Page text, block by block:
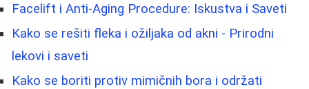
Facelift i Anti-Aging Procedure: Iskustva i Saveti
Kako se rešiti fleka i ožiljaka od akni - Prirodni
lekovi i saveti
Kako se boriti protiv mimičnih bora i održati